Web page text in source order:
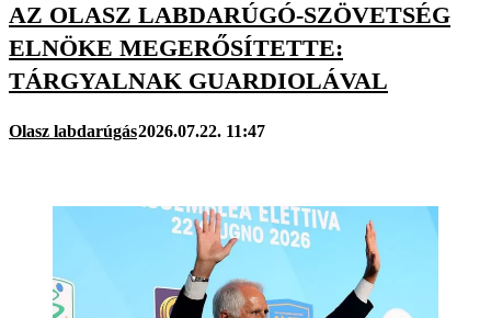
AZ OLASZ LABDARÚGÓ-SZÖVETSÉG
ELNÖKE MEGERŐSÍTETTE:
TÁRGYALNAK GUARDIOLÁVAL
Olasz labdarúgás2026.07.22. 11:47